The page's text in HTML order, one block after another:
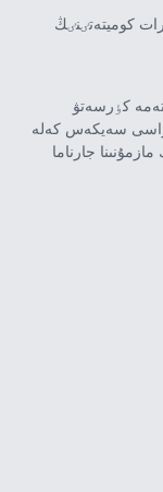
كوميتەتٸنٸڭ
كٶرسەتۋ
سەيكەس كەلە
جارناما